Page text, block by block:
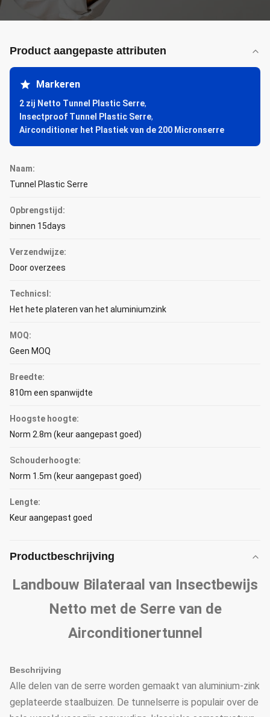
Product aangepaste attributen
Markeren
2 zij Netto Tunnel Plastic Serre,
Insectproof Tunnel Plastic Serre,
Airconditioner het Plastiek van de 200 Micronserre
Naam:
Tunnel Plastic Serre
Opbrengstijd:
binnen 15days
Verzendwijze:
Door overzees
Technicsl:
Het hete plateren van het aluminiumzink
MOQ:
Geen MOQ
Breedte:
810m een spanwijdte
Hoogste hoogte:
Norm 2.8m (keur aangepast goed)
Schouderhoogte:
Norm 1.5m (keur aangepast goed)
Lengte:
Keur aangepast goed
Productbeschrijving
Landbouw Bilateraal van Insectbewijs
Netto met de Serre van de
Airconditionertunnel
Beschrijving
Alle delen van de serre worden gemaakt van aluminium-zink
geplateerde staalbuizen. De tunnelserre is populair over de